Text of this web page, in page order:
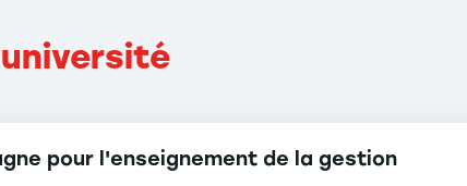
pour l'enseignement de la gestion